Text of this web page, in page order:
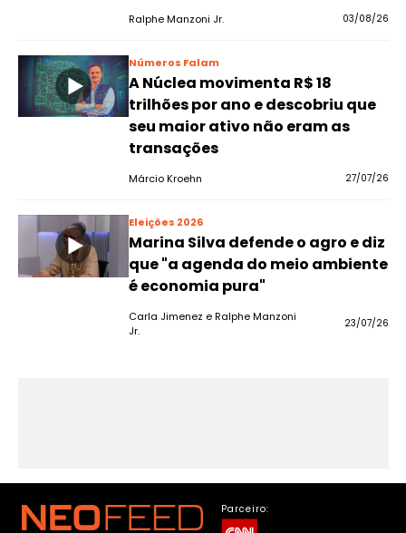
Ralphe Manzoni Jr. 03/08/26
Números Falam
A Núclea movimenta R$ 18
trilhões por ano e descobriu que
seu maior ativo não eram as
transações
Márcio Kroehn 27/07/26
Eleições 2026
Marina Silva defende o agro e diz
que "a agenda do meio ambiente
é economia pura"
Carla Jimenez e Ralphe Manzoni
Jr.
23/07/26
Parceiro: